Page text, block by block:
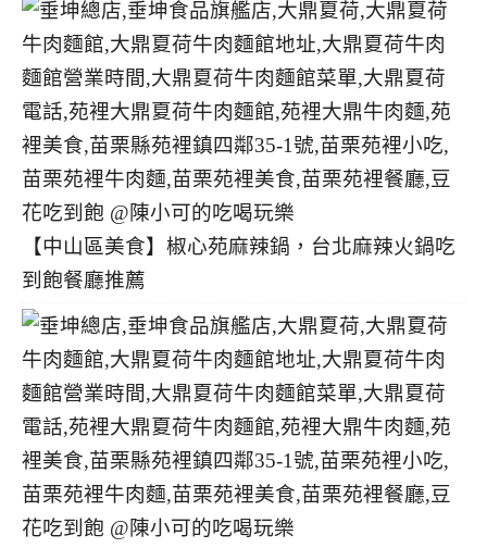
【中山區美食】椒心苑麻辣鍋，台北麻辣火鍋吃
到飽餐廳推薦